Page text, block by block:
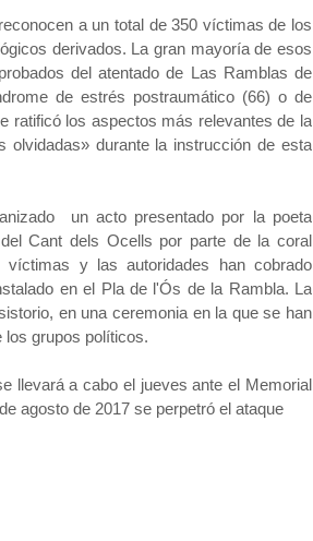
a un total de 350 víctimas de los
derivados. La gran mayoría de esos
del atentado de Las Ramblas de
de estrés postraumático (66) o de
ratificó los aspectos más relevantes de la
olvidadas» durante la instrucción de esta
un acto presentado por la poeta
Cant dels Ocells por parte de la coral
y las autoridades han cobrado
en el Pla de l'Ós de la Rambla. La
en una ceremonia en la que se han
los grupos políticos.
llevará a cabo el jueves ante el Memorial
agosto de 2017 se perpetró el ataque